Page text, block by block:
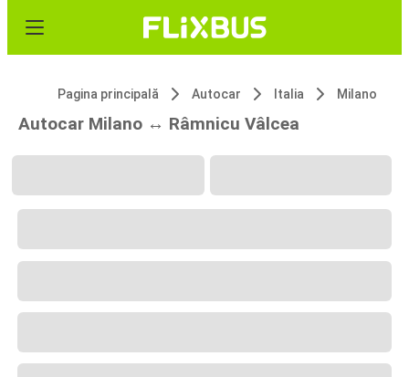
Pagina principală Autocar Italia Milano
Autocar Milano ↔ Râmnicu Vâlcea